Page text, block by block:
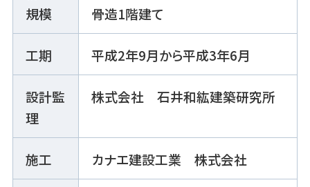
規模
骨造1階建て
工期 平成2年9月から平成3年6月
設計監
理
株式会社 石井和紘建築研究所
施工 カナエ建設工業 株式会社